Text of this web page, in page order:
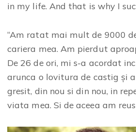
in my life. And that is why I
“Am ratat mai mult de 9000
cariera mea. Am pierdut
De 26 de ori, mi s-a acordat
arunca o lovitura de castig și
gresit, din nou si din nou, in
viata mea. Si de aceea am